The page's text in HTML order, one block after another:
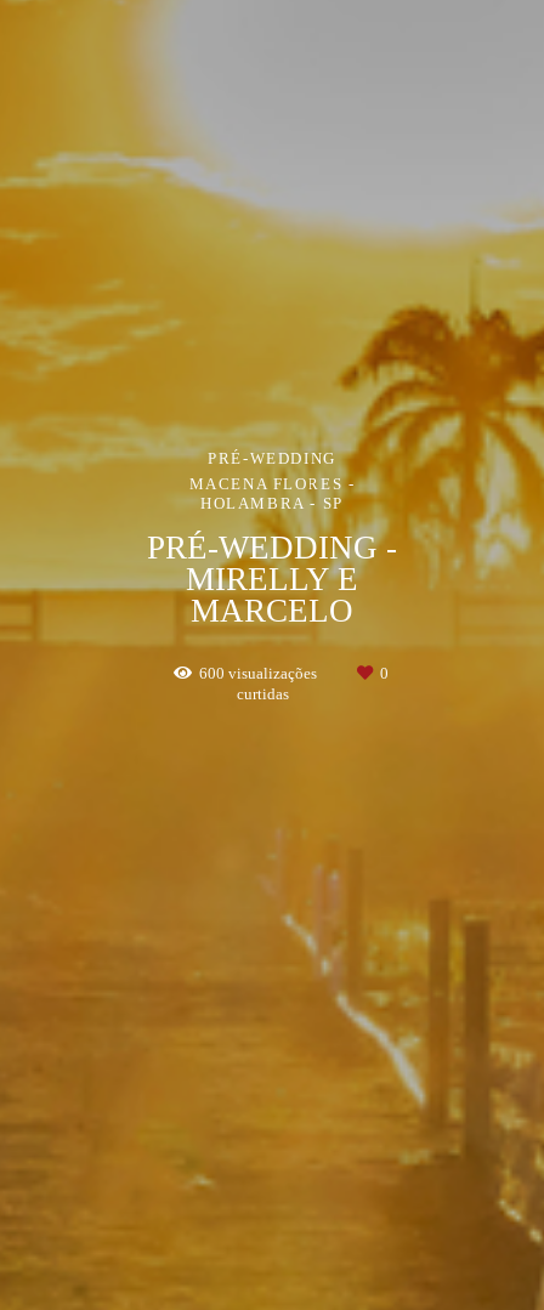
PRÉ-WEDDING
MACENA FLORES -
HOLAMBRA - SP
PRÉ-WEDDING -
MIRELLY E
MARCELO
600 visualizações
0
curtidas